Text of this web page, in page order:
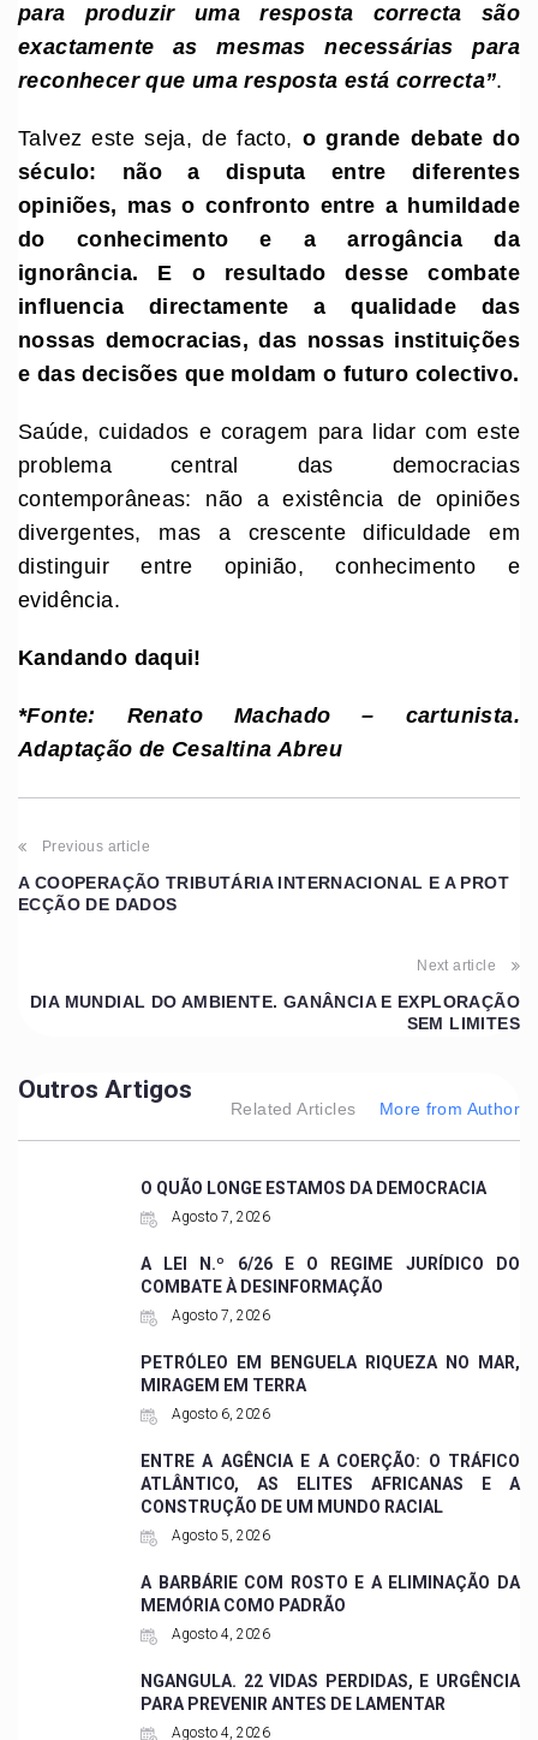
para produzir uma resposta correcta são
exactamente as mesmas necessárias para
reconhecer que uma resposta está correcta”.
Talvez este seja, de facto, o grande debate do
século: não a disputa entre diferentes
opiniões, mas o confronto entre a humildade
do conhecimento e a arrogância da
ignorância. E o resultado desse combate
influencia directamente a qualidade das
nossas democracias, das nossas instituições
e das decisões que moldam o futuro colectivo.
Saúde, cuidados e coragem para lidar com este
problema central das democracias
contemporâneas: não a existência de opiniões
divergentes, mas a crescente dificuldade em
distinguir entre opinião, conhecimento e
evidência.
Kandando daqui!
*Fonte: Renato Machado – cartunista.
Adaptação de Cesaltina Abreu
Previous article
A COOPERAÇÃO TRIBUTÁRIA INTERNACIONAL E A PROT
ECÇÃO DE DADOS
Next article
DIA MUNDIAL DO AMBIENTE. GANÂNCIA E EXPLORAÇÃO
SEM LIMITES
Outros Artigos
Related Articles More from Author
O QUÃO LONGE ESTAMOS DA DEMOCRACIA
Agosto 7, 2026
A LEI N.º 6/26 E O REGIME JURÍDICO DO
COMBATE À DESINFORMAÇÃO
Agosto 7, 2026
PETRÓLEO EM BENGUELA RIQUEZA NO MAR,
MIRAGEM EM TERRA
Agosto 6, 2026
ENTRE A AGÊNCIA E A COERÇÃO: O TRÁFICO
ATLÂNTICO, AS ELITES AFRICANAS E A
CONSTRUÇÃO DE UM MUNDO RACIAL
Agosto 5, 2026
A BARBÁRIE COM ROSTO E A ELIMINAÇÃO DA
MEMÓRIA COMO PADRÃO
Agosto 4, 2026
NGANGULA. 22 VIDAS PERDIDAS, E URGÊNCIA
PARA PREVENIR ANTES DE LAMENTAR
Agosto 4, 2026